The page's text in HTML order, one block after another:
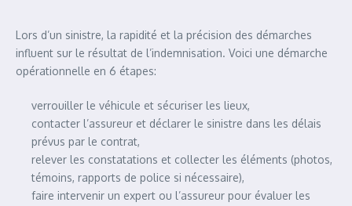
Lors d’un sinistre, la rapidité et la précision des démarches
influent sur le résultat de l’indemnisation. Voici une démarche
opérationnelle en 6 étapes:
verrouiller le véhicule et sécuriser les lieux,
contacter l’assureur et déclarer le sinistre dans les délais
prévus par le contrat,
relever les constatations et collecter les éléments (photos,
témoins, rapports de police si nécessaire),
faire intervenir un expert ou l’assureur pour évaluer les